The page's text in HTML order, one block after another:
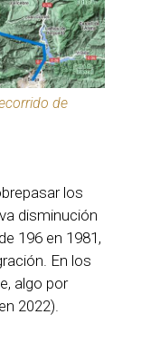
de
los
disminución
196 en 1981,
En los
algo por
2022).